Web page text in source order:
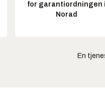
for garantiordningen i
Norad
En